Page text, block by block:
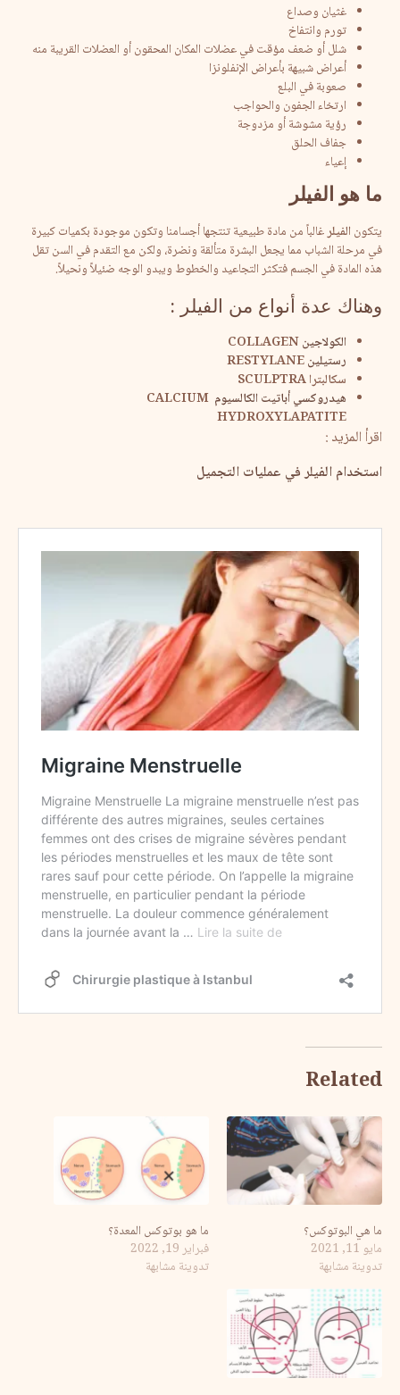
غثيان وصداع
تورم وانتفاخ
شلل أو ضعف مؤقت في عضلات المكان المحقون أو العضلات القريبة منه
أعراض شبيهة بأعراض الإنفلونزا
صعوبة في البلع
ارتخاء الجفون والحواجب
رؤية مشوشة أو مزدوجة
جفاف الحلق
إعياء
ما هو الفيلر
يتكون الفيلرغالباً من مادة طبيعية تنتجها أجسامنا وتكون موجودة بكميات كبيرة
في مرحلة الشباب مما يجعل البشرة متألقة ونضرة، ولكن مع التقدم في السن تقل
هذه المادة في الجسم فتكثر التجاعيد والخطوط ويبدو الوجه ضئيلاً ونحيلاً.
وهناك عدة أنواع من الفيلر :
الكولاجين
رستيلين
سكالبترا SCULPTRA
هيدروكسي أباتيت الكالسيوم CALCIUM
HYDROXYLAPATITE
اقرأ المزيد :
استخدام الفيلر في عمليات التجميل
Related
ما هي البوتوكس؟
مايو 11, 2021
تدوينة مشابهة
ما هو بوتوكس المعدة؟
فبراير 19, 2022
تدوينة مشابهة